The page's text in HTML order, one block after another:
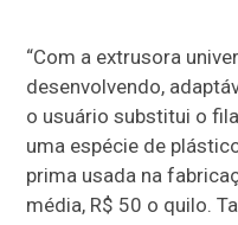
“Com a extrusora
desenvolvendo,
o usuário substitui o
uma espécie de
prima usada na
média, R$ 50 o quilo.